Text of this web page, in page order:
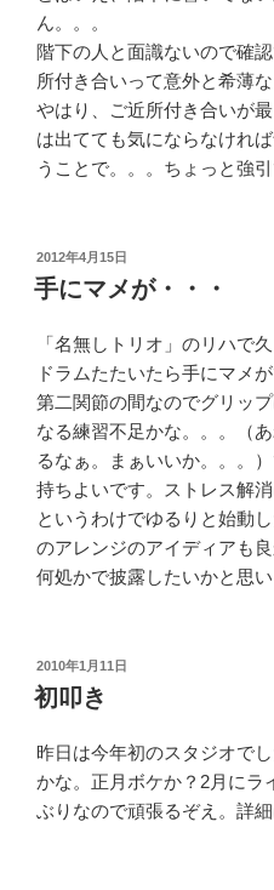
ん。。。
階下の人と面識ないので確
所付き合いって意外と希薄な
やはり、ご近所付き合いが
は出てても気にならなけれ
うことで。。。ちょっと強引
投
稿
日:
2012年4月15日
手にマメが・・・
「名無しトリオ」のリハで
ドラムたたいたら手にマメ
第二関節の間なのでグリッ
なる練習不足かな。。。（
るなぁ。まぁいいか。。。
持ちよいです。ストレス解消
というわけでゆるりと始動
のアレンジのアイディアも
何処かで披露したいかと思い
投
稿
日:
2010年1月11日
初叩き
昨日は今年初のスタジオで
かな。正月ボケか？2月にラ
ぶりなので頑張るぞえ。詳細